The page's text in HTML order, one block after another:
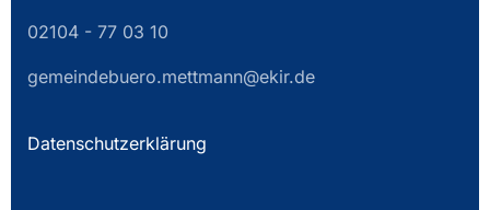
02104 - 77 03 10
gemeindebuero.mettmann@ekir.de
Datenschutzerklärung